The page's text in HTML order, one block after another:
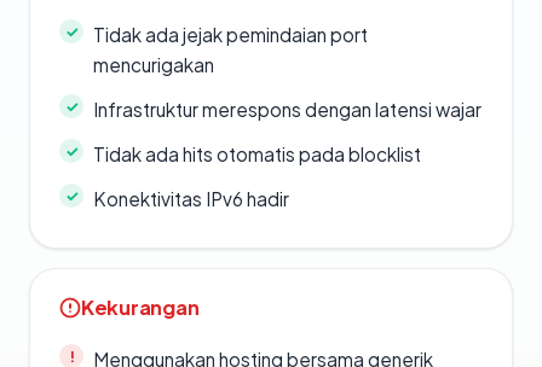
Tidak ada jejak pemindaian port
mencurigakan
Infrastruktur merespons dengan latensi wajar
Tidak ada hits otomatis pada blocklist
Konektivitas IPv6 hadir
Kekurangan
Menggunakan hosting bersama generik